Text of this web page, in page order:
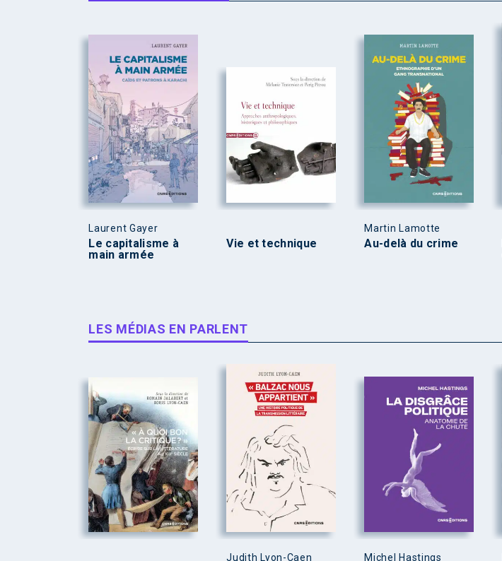
Laurent Gayer
Le capitalisme à
main armée
Vie et technique
Martin Lamotte
Au-delà du crime
LES MÉDIAS EN PARLENT
Judith Lyon-Caen Michel Hastings